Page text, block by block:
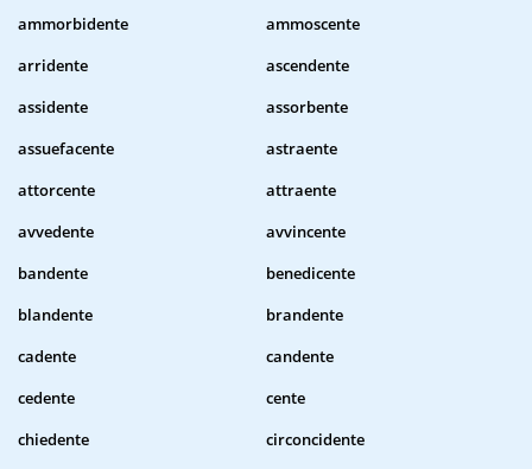
ammorbidente
ammoscente
arridente
ascendente
assidente
assorbente
assuefacente
astraente
attorcente
attraente
avvedente
avvincente
bandente
benedicente
blandente
brandente
cadente
candente
cedente
cente
chiedente
circoncidente